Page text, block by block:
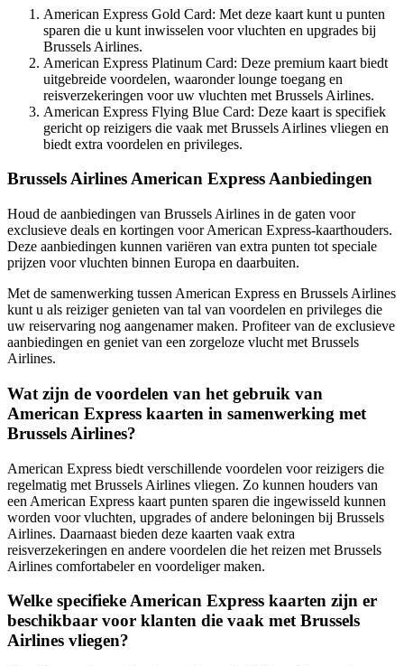
American Express Gold Card: Met deze kaart kunt u punten
sparen die u kunt inwisselen voor vluchten en upgrades bij
Brussels Airlines.
American Express Platinum Card: Deze premium kaart biedt
uitgebreide voordelen, waaronder lounge toegang en
reisverzekeringen voor uw vluchten met Brussels Airlines.
American Express Flying Blue Card: Deze kaart is specifiek
gericht op reizigers die vaak met Brussels Airlines vliegen en
biedt extra voordelen en privileges.
Brussels Airlines American Express Aanbiedingen
Houd de aanbiedingen van Brussels Airlines in de gaten voor
exclusieve deals en kortingen voor American Express-kaarthouders.
Deze aanbiedingen kunnen variëren van extra punten tot speciale
prijzen voor vluchten binnen Europa en daarbuiten.
Met de samenwerking tussen American Express en Brussels Airlines
kunt u als reiziger genieten van tal van voordelen en privileges die
uw reiservaring nog aangenamer maken. Profiteer van de exclusieve
aanbiedingen en geniet van een zorgeloze vlucht met Brussels
Airlines.
Wat zijn de voordelen van het gebruik van
American Express kaarten in samenwerking met
Brussels Airlines?
American Express biedt verschillende voordelen voor reizigers die
regelmatig met Brussels Airlines vliegen. Zo kunnen houders van
een American Express kaart punten sparen die ingewisseld kunnen
worden voor vluchten, upgrades of andere beloningen bij Brussels
Airlines. Daarnaast bieden deze kaarten vaak extra
reisverzekeringen en andere voordelen die het reizen met Brussels
Airlines comfortabeler en voordeliger maken.
Welke specifieke American Express kaarten zijn er
beschikbaar voor klanten die vaak met Brussels
Airlines vliegen?